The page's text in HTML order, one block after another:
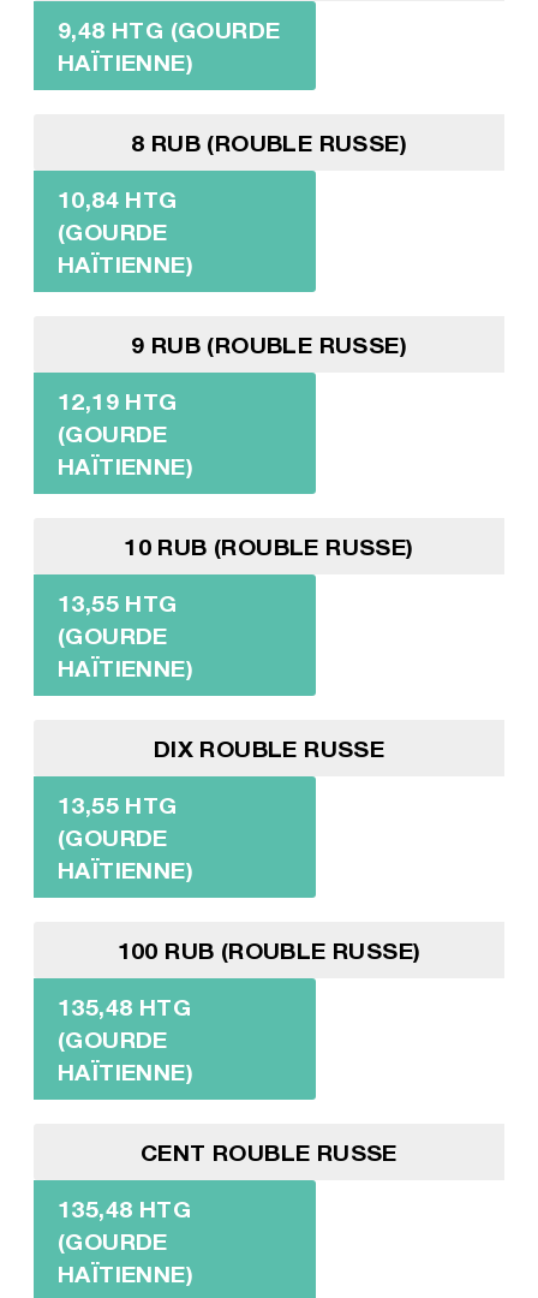
9,48 HTG (GOURDE
HAÏTIENNE)
8 RUB (ROUBLE RUSSE)
10,84 HTG
(GOURDE
HAÏTIENNE)
9 RUB (ROUBLE RUSSE)
12,19 HTG
(GOURDE
HAÏTIENNE)
10 RUB (ROUBLE RUSSE)
13,55 HTG
(GOURDE
HAÏTIENNE)
DIX ROUBLE RUSSE
13,55 HTG
(GOURDE
HAÏTIENNE)
100 RUB (ROUBLE RUSSE)
135,48 HTG
(GOURDE
HAÏTIENNE)
CENT ROUBLE RUSSE
135,48 HTG
(GOURDE
HAÏTIENNE)